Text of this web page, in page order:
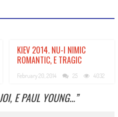
KIEV 2014. NU-I NIMIC
ROMANTIC, E TRAGIC
February 20, 2014 25 4032
E PAUL YOUNG…”